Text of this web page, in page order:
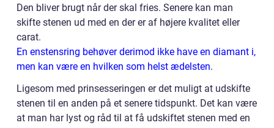
Den bliver brugt når der skal fries. Senere kan man
skifte stenen ud med en der er af højere kvalitet eller
carat.
En enstensring behøver derimod ikke have en diamant i,
men kan være en hvilken som helst ædelsten.
Ligesom med prinsesseringen er det muligt at udskifte
stenen til en anden på et senere tidspunkt. Det kan være
at man har lyst og råd til at få udskiftet stenen med en